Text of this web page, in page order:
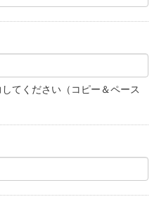
てください（コピー＆ペース